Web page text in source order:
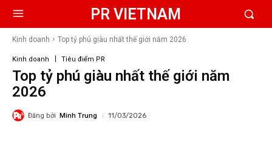
PR VIETNAM
Kinh doanh Top tỷ phú giàu nhất thế giới năm 2026
Kinh doanh Tiêu điểm PR
Top tỷ phú giàu nhất thế giới năm
2026
Đăng bởi Minh Trung 11/03/2026